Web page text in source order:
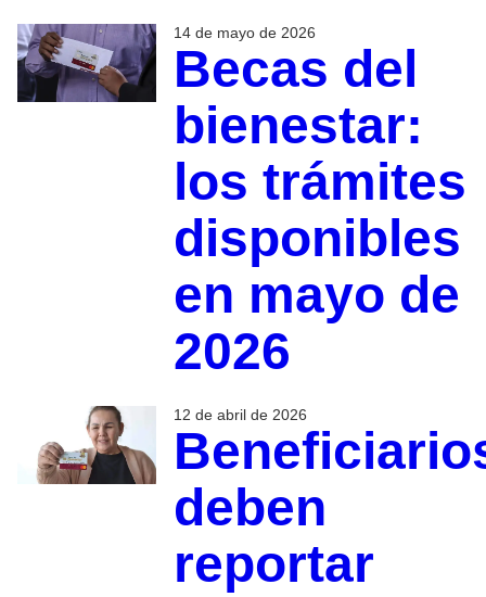
14 de mayo de 2026
Becas del
bienestar:
los trámites
disponibles
en mayo de
2026
12 de abril de 2026
deben
reportar